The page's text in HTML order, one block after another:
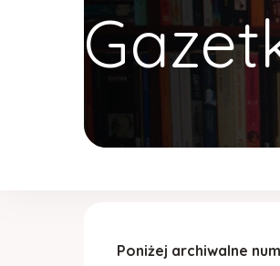
Poniżej archiwalne